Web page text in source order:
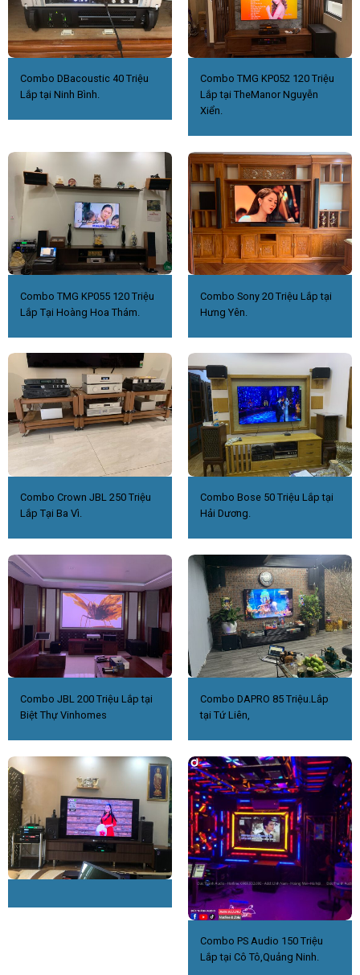
Combo DBacoustic 40 Triệu
Lắp tại Ninh Bình.
Combo TMG KP052 120 Triệu
Lắp tại TheManor Nguyễn
Xiển.
Combo TMG KP055 120 Triệu
Lắp Tại Hoàng Hoa Thám.
Combo Sony 20 Triệu Lắp tại
Hưng Yên.
Combo Crown JBL 250 Triệu
Lắp Tại Ba Vì.
Combo Bose 50 Triệu Lắp tại
Hải Dương.
Combo JBL 200 Triệu Lắp tại
Biệt Thự Vinhomes
Combo DAPRO 85 Triệu.Lắp
tại Tứ Liên,
Combo PS Audio 150 Triệu
Lắp tại Cô Tô,Quảng Ninh.